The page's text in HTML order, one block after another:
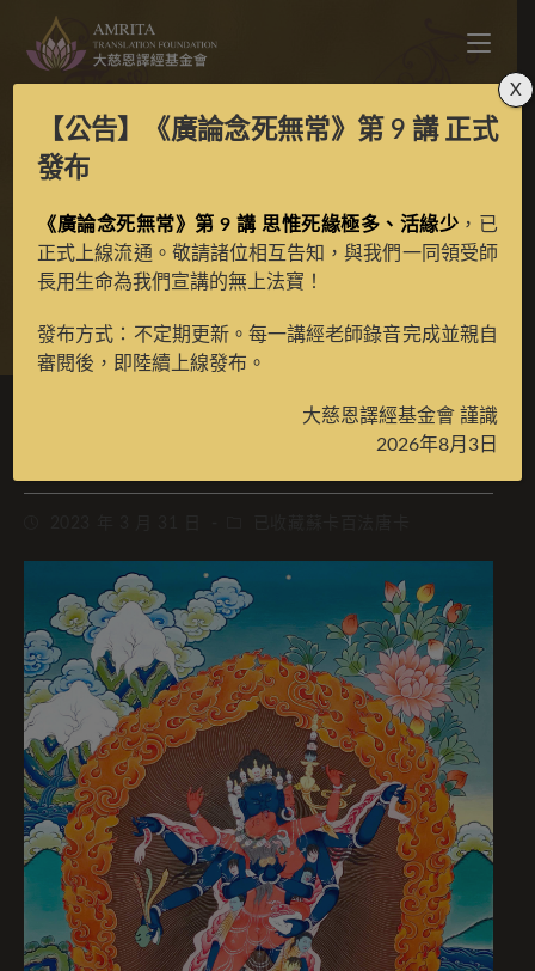
蘇卡百法之七字觀自在
彩唐
蘇卡百法之七字觀自在彩唐
【公告】 《廣論念死無常》第 9 講正式
發布
《廣論念死無常》第 9 講 思惟死緣極多、活緣少 ，已
正式上線流通。敬請諸位相互告知，與我們一同領受師
長用生命為我們宣講的無上法寶！
發布方式：不定期更新。每一講經老師錄音完成並親自
審閱後，即陸續上線發布。
大慈恩譯經基金會 謹識
2026年8月3日
X